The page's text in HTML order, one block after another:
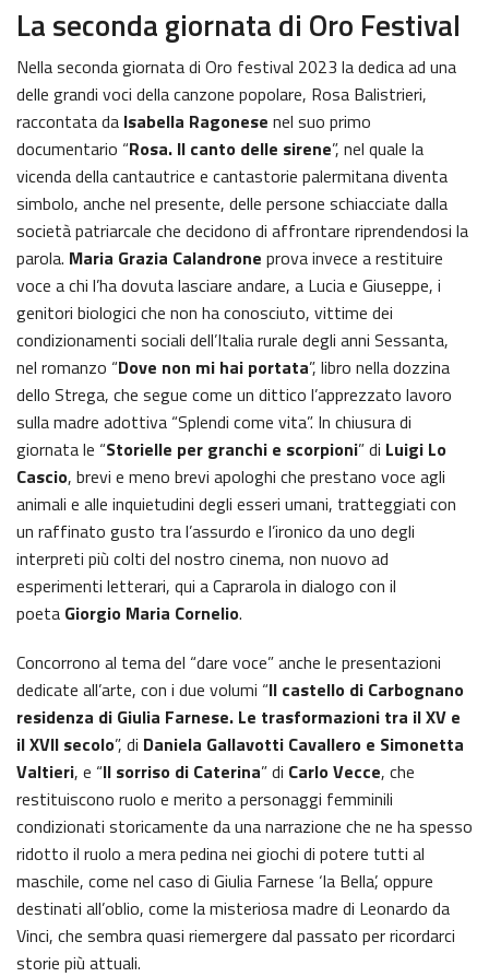
La seconda giornata di Oro Festival
Nella seconda giornata di Oro festival 2023 la dedica ad una
delle grandi voci della canzone popolare, Rosa Balistrieri,
raccontata da Isabella Ragonese nel suo primo
documentario “Rosa. Il canto delle sirene”, nel quale la
vicenda della cantautrice e cantastorie palermitana diventa
simbolo, anche nel presente, delle persone schiacciate dalla
società patriarcale che decidono di affrontare riprendendosi la
parola. Maria Grazia Calandrone prova invece a restituire
voce a chi l’ha dovuta lasciare andare, a Lucia e Giuseppe, i
genitori biologici che non ha conosciuto, vittime dei
condizionamenti sociali dell’Italia rurale degli anni Sessanta,
nel romanzo “Dove non mi hai portata”, libro nella dozzina
dello Strega, che segue come un dittico l’apprezzato lavoro
sulla madre adottiva “Splendi come vita”. In chiusura di
giornata le “Storielle per granchi e scorpioni” di Luigi Lo
Cascio, brevi e meno brevi apologhi che prestano voce agli
animali e alle inquietudini degli esseri umani, tratteggiati con
un raffinato gusto tra l’assurdo e l’ironico da uno degli
interpreti più colti del nostro cinema, non nuovo ad
esperimenti letterari, qui a Caprarola in dialogo con il
poeta Giorgio Maria Cornelio.
Concorrono al tema del “dare voce” anche le presentazioni
dedicate all’arte, con i due volumi “Il castello di Carbognano
residenza di Giulia Farnese. Le trasformazioni tra il XV e
il XVII secolo”, di Daniela Gallavotti Cavallero e Simonetta
Valtieri, e “Il sorriso di Caterina” di Carlo Vecce, che
restituiscono ruolo e merito a personaggi femminili
condizionati storicamente da una narrazione che ne ha spesso
ridotto il ruolo a mera pedina nei giochi di potere tutti al
maschile, come nel caso di Giulia Farnese ‘la Bella’, oppure
destinati all’oblio, come la misteriosa madre di Leonardo da
Vinci, che sembra quasi riemergere dal passato per ricordarci
storie più attuali.